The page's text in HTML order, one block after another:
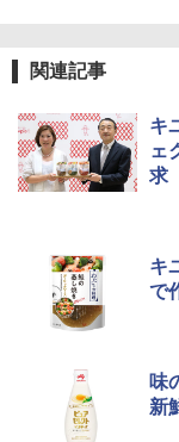
4
関連記事
キ
ェ
求
キ
で
味
新